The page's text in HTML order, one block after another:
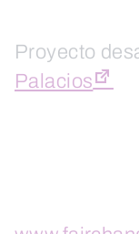
Proyecto
Palacios